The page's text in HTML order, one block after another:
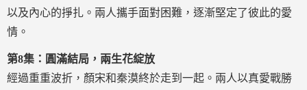
以及內心的掙扎。兩人攜手面對困難，逐漸堅定了彼此的愛
情。
第8集：圓滿結局，兩生花綻放
經過重重波折，顏宋和秦漠終於走到一起。兩人以真愛戰勝